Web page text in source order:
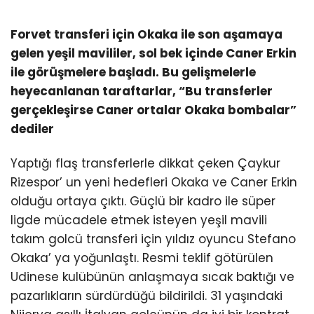
Forvet transferi için Okaka ile son aşamaya
gelen yeşil mavililer, sol bek içinde Caner Erkin
ile görüşmelere başladı. Bu gelişmelerle
heyecanlanan taraftarlar, “Bu transferler
gerçekleşirse Caner ortalar Okaka bombalar”
dediler
Yaptığı flaş transferlerle dikkat çeken Çaykur
Rizespor’ un yeni hedefleri Okaka ve Caner Erkin
olduğu ortaya çıktı. Güçlü bir kadro ile süper
ligde mücadele etmek isteyen yeşil mavili
takım golcü transferi için yıldız oyuncu Stefano
Okaka’ ya yoğunlaştı. Resmi teklif götürülen
Udinese kulübünün anlaşmaya sıcak baktığı ve
pazarlıkların sürdürdüğü bildirildi. 31 yaşındaki